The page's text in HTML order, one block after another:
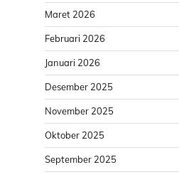
Maret 2026
Februari 2026
Januari 2026
Desember 2025
November 2025
Oktober 2025
September 2025